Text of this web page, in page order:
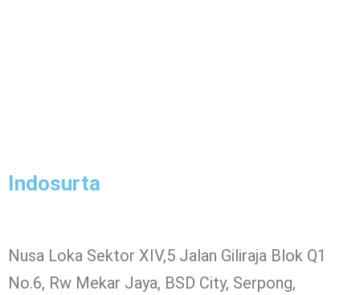
Indosurta
Nusa Loka Sektor XIV,5 Jalan Giliraja Blok Q1
No.6, Rw Mekar Jaya, BSD City, Serpong,